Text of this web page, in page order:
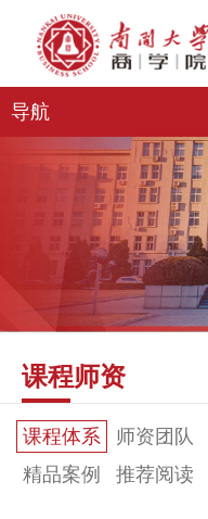
导航
课程师资
课程体系 师资团队
精品案例
推荐阅读